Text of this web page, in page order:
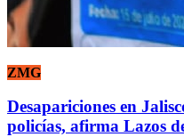
ZMG
Desapariciones en
policías, afirma Lazos